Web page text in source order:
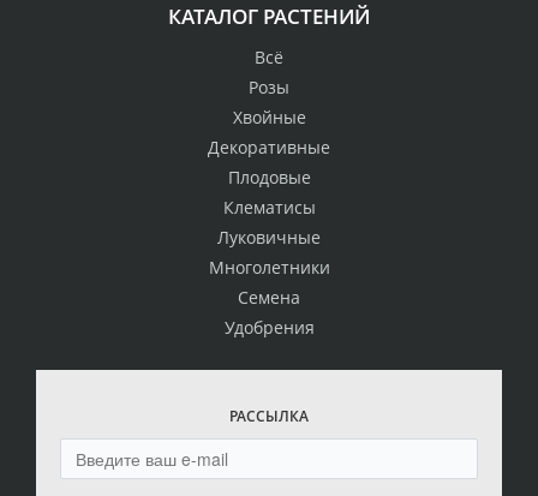
КАТАЛОГ РАСТЕНИЙ
Всё
Розы
Хвойные
Декоративные
Плодовые
Клематисы
Луковичные
Многолетники
Семена
Удобрения
РАССЫЛКА